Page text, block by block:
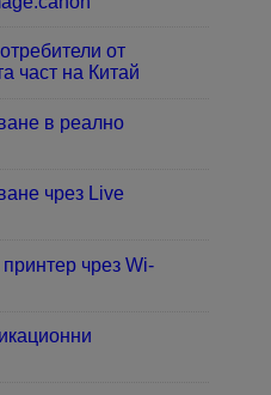
от
част на Китай
в реално
чрез Live
чрез Wi-